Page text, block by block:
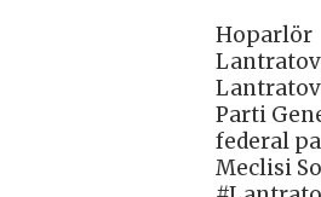
Hoparlör
Parti
federal
Meclisi